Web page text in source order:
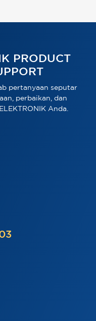
PRODUCT
pertanyaan seputar
perbaikan, dan
Anda.